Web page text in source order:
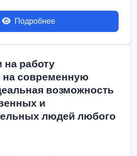
Подробнее
работу
на современную
возможность
и
людей любого